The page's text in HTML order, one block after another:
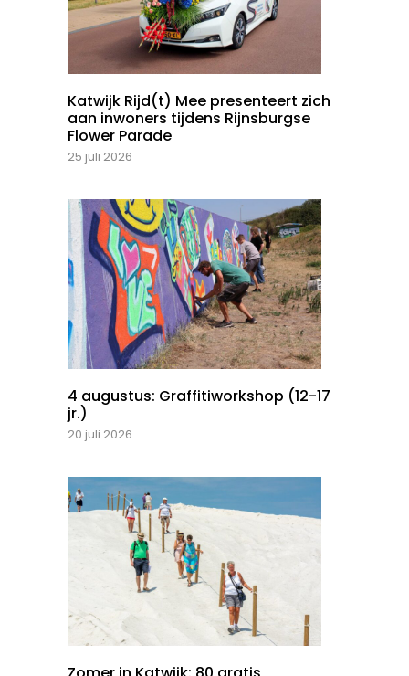
Katwijk Rijd(t) Mee presenteert zich
aan inwoners tijdens Rijnsburgse
Flower Parade
25 juli 2026
4 augustus: Graffitiworkshop (12-17
jr.)
20 juli 2026